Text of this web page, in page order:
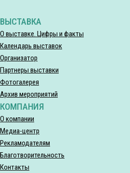
ВЫСТАВКА
О выставке. Цифры и факты
Календарь выставок
Организатор
Партнеры выставки
Фотогалерея
Архив мероприятий
КОМПАНИЯ
О компании
Медиа-центр
Рекламодателям
Благотворительность
Контакты